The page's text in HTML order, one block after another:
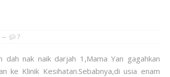
7
dah nak naik darjah 1,Mama Yan gagahkan
ke Klinik Kesihatan.Sebabnya,di usia enam